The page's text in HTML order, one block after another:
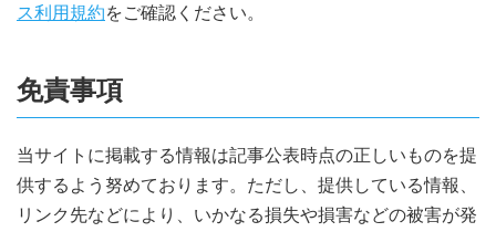
ス利用規約をご確認ください。
免責事項
当サイトに掲載する情報は記事公表時点の正しいものを提
供するよう努めております。ただし、提供している情報、
リンク先などにより、いかなる損失や損害などの被害が発